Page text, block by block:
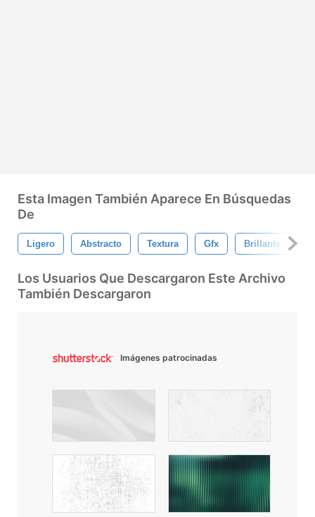
Esta Imagen También Aparece En Búsquedas
De
Ligero Abstracto Textura Gfx Brillante
Los Usuarios Que Descargaron Este Archivo
También Descargaron
Imágenes patrocinadas